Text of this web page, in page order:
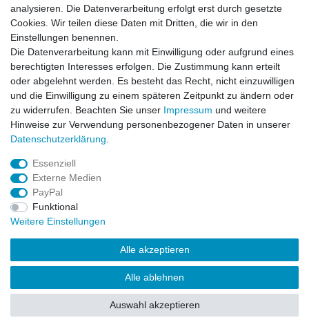
14 Tage Rückgaberecht
Wichtiges
Datenschutz
Impressum
Kontakt
AGB
Service
Zahlung und Versand
Vertrag widerrufen
Rücksendung
Verpackung
News
analysieren. Die Datenverarbeitung erfolgt erst durch gesetzte
Cookies. Wir teilen diese Daten mit Dritten, die wir in den
Einstellungen benennen.
Die Datenverarbeitung kann mit Einwilligung oder aufgrund eines
berechtigten Interesses erfolgen. Die Zustimmung kann erteilt
oder abgelehnt werden. Es besteht das Recht, nicht einzuwilligen
und die Einwilligung zu einem späteren Zeitpunkt zu ändern oder
zu widerrufen. Beachten Sie unser Impressum und weitere
Hinweise zur Verwendung personenbezogener Daten in unserer
Daten­schutz­erklärung
Essenziell
Externe Medien
PayPal
Funktional
Weitere Einstellungen
Alle akzeptieren
Alle ablehnen
Auswahl akzeptieren